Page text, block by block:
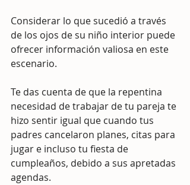
Considerar lo que sucedió a través
de los ojos de su niño interior puede
ofrecer información valiosa en este
escenario.
Te das cuenta de que la repentina
necesidad de trabajar de tu pareja te
hizo sentir igual que cuando tus
padres cancelaron planes, citas para
jugar e incluso tu fiesta de
cumpleaños, debido a sus apretadas
agendas.